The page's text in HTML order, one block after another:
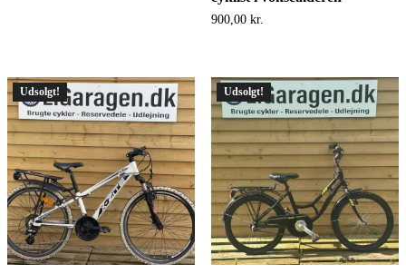
900,00 kr.
Udsolgt! Udsolgt!